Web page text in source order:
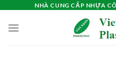
content
NHÀ CUNG CẤP NHỰA